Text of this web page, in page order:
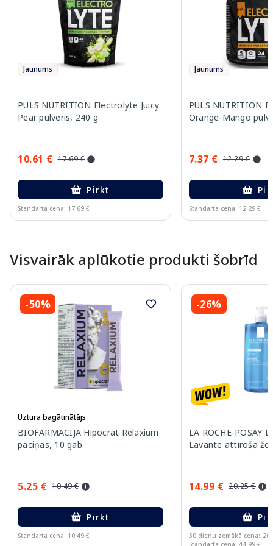
Jaunums
PULS NUTRITION Electrolyte Juicy
Pear pulveris, 240 g
10.61 € 17.69 €
Pirkt
Standarta cena: 17.69 €
Jaunums
PULS NUTRITION
Orange-Mango
7.37 € 12.29 €
Standarta cena: 12.29 €
Visvairāk aplūkotie produkti šobrīd
-50%
Uztura bagātinātājs
BIOFARMACIJA Hipocrat Relaxium
paciņas, 10 gab.
5.25 € 10.49 €
Pirkt
Standarta cena: 10.49 €
-26%
LA ROCHE-POSAY
Lavante attīroša
14.99 € 20.25 €
30 dienu zemākā cena: